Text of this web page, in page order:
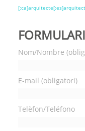
FORMULARI
Nom/Nombre
E-mail (obligatori)
Telèfon/Teléfono